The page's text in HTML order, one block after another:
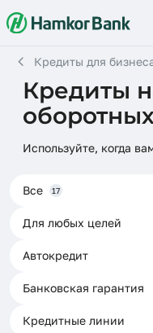
Кредиты для
Кредиты
Используйте, когда
Все 17
Для любых целей
Автокредит
Банковская гарантия
Кредитные линии